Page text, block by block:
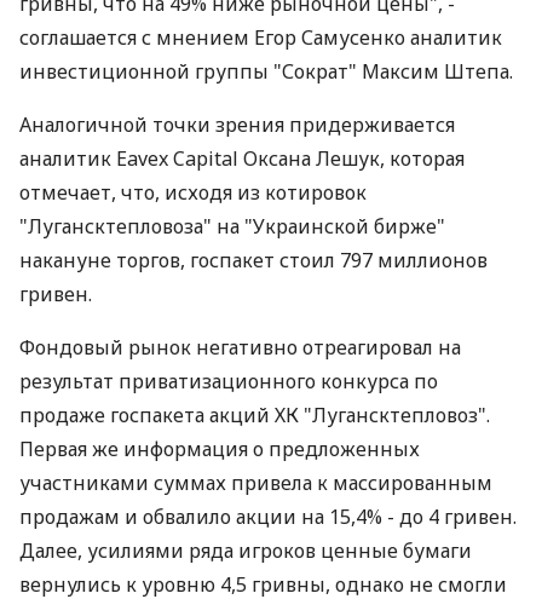
соглашается с мнением Егор Самусенко аналитик
инвестиционной группы "Сократ" Максим Штепа.
Аналогичной точки зрения придерживается
аналитик Eavex Capital Оксана Лешук, которая
отмечает, что, исходя из котировок
"Лугансктепловоза" на "Украинской бирже"
накануне торгов, госпакет стоил 797 миллионов
гривен.
Фондовый рынок негативно отреагировал на
результат приватизационного конкурса по
продаже госпакета акций ХК "Лугансктепловоз".
Первая же информация о предложенных
участниками суммах привела к массированным
продажам и обвалило акции на 15,4% - до 4 гривен.
Далее, усилиями ряда игроков ценные бумаги
вернулись к уровню 4,5 гривны, однако не смогли